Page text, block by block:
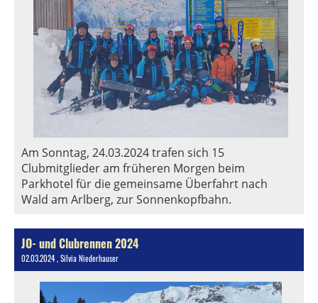
Am Sonntag, 24.03.2024 trafen sich 15
Clubmitglieder am früheren Morgen beim
Parkhotel für die gemeinsame Überfahrt nach
Wald am Arlberg, zur Sonnenkopfbahn.
JO- und Clubrennen 2024
02.03.2024, Silvia Niederhauser